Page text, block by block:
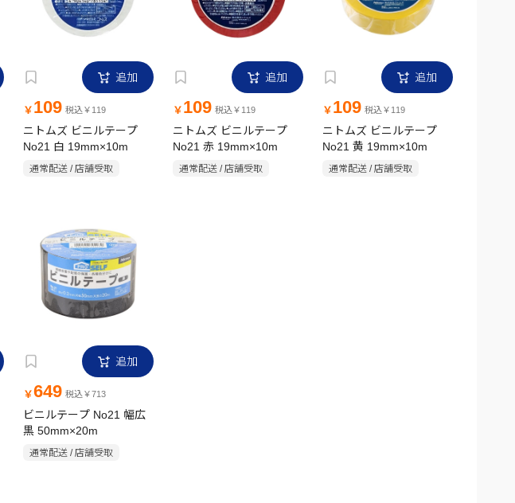
追加
￥ 109 税込￥119
ニトムズ ビニルテープ
No21 白 19mm×10m
通常配送 / 店舗受取
追加
￥ 109 税込￥119
ニトムズ ビニルテープ
No21 赤 19mm×10m
通常配送 / 店舗受取
追加
￥ 109 税込￥119
ニトムズ ビニルテープ
No21 黄 19mm×10m
通常配送 / 店舗受取
追加
￥649 税込￥713
ビニルテープ No21 幅広
黒 50mm×20m
通常配送 / 店舗受取